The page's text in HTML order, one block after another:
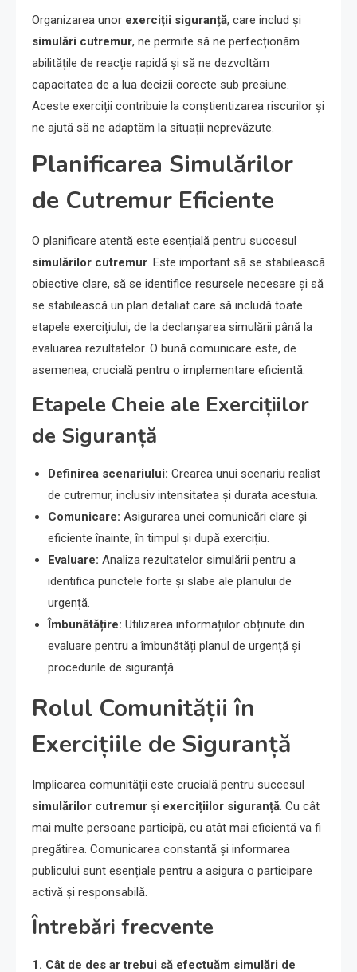
Organizarea unor exerciții siguranță, care includ și
simulări cutremur, ne permite să ne perfecționăm
abilitățile de reacție rapidă și să ne dezvoltăm
capacitatea de a lua decizii corecte sub presiune.
Aceste exerciții contribuie la conștientizarea riscurilor și
ne ajută să ne adaptăm la situații neprevăzute.
Planificarea Simulărilor
de Cutremur Eficiente
O planificare atentă este esențială pentru succesul
simulărilor cutremur. Este important să se stabilească
obiective clare, să se identifice resursele necesare și să
se stabilească un plan detaliat care să includă toate
etapele exercițiului, de la declanșarea simulării până la
evaluarea rezultatelor. O bună comunicare este, de
asemenea, crucială pentru o implementare eficientă.
Etapele Cheie ale Exercițiilor
de Siguranță
Definirea scenariului: Crearea unui scenariu realist
de cutremur, inclusiv intensitatea și durata acestuia.
Comunicare: Asigurarea unei comunicări clare și
eficiente înainte, în timpul și după exercițiu.
Evaluare: Analiza rezultatelor simulării pentru a
identifica punctele forte și slabe ale planului de
urgență.
Îmbunătățire: Utilizarea informațiilor obținute din
evaluare pentru a îmbunătăți planul de urgență și
procedurile de siguranță.
Rolul Comunității în
Exercițiile de Siguranță
Implicarea comunității este crucială pentru succesul
simulărilor cutremur și exercițiilor siguranță. Cu cât
mai multe persoane participă, cu atât mai eficientă va fi
pregătirea. Comunicarea constantă și informarea
publicului sunt esențiale pentru a asigura o participare
activă și responsabilă.
Întrebări frecvente
1. Cât de des ar trebui să efectuăm simulări de